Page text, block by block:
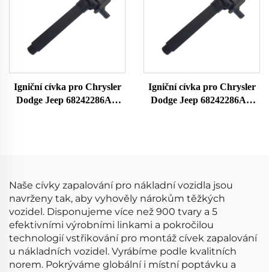
Igniční cívka pro Chrysler
Dodge Jeep 68242286AA
Igniční cívka pro Chrysler
Dodge Jeep 68242286AA
Naše cívky zapalování pro nákladní vozidla jsou
navrženy tak, aby vyhověly nárokům těžkých
vozidel. Disponujeme více než 900 tvary a 5
efektivními výrobními linkami a pokročilou
technologií vstřikování pro montáž cívek zapalování
u nákladních vozidel. Vyrábíme podle kvalitních
norem. Pokrýváme globální i místní poptávku a